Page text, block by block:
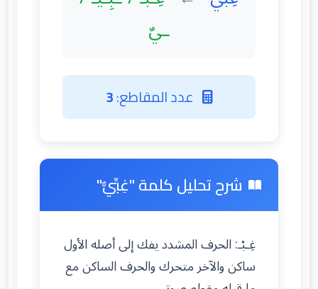
ـيٌ
عدد المقاطع:3
شرح تحليل كلمة "غِبِّيٌّ"
غِـبْـ: الحرف المشدد يفك إلى أصله الأول
ساكن والآخر متحرك والحرف الساكن مع